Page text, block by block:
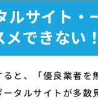
ルサイト・
できない！
と、「優良業者
タルサイトが多数